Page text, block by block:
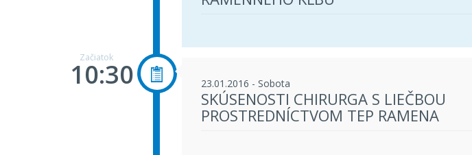
Začiatok
10:30 23.01.2016 - Sobota
SKÚSENOSTI CHIRURGA S LIEČBOU
PROSTREDNÍCTVOM TEP RAMENA